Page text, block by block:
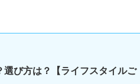
び方は？【ライフスタイルご